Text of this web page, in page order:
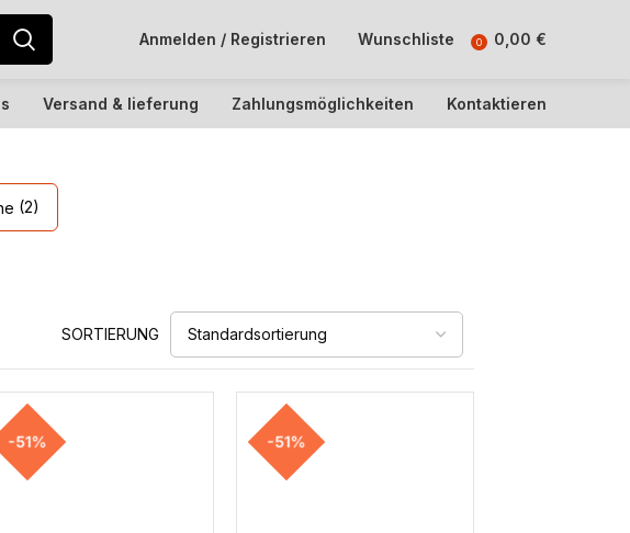
Anmelden / Registrieren Wunschliste 0 0,00 €
Versand & lieferung Zahlungsmöglichkeiten Kontaktieren
(2)
SORTIERUNG
-51% -51%